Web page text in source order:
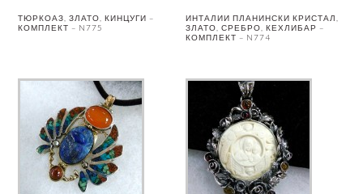
ТЮРКОАЗ, ЗЛАТО, КИНЦУГИ –
КОМПЛЕКТ – N775
ИНТАЛИИ ПЛАНИНСКИ КРИСТАЛ,
ЗЛАТО, СРЕБРО, КЕХЛИБАР –
КОМПЛЕКТ – N774